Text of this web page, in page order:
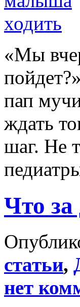
«Мы
пап
ждать
шаг. Не
Что за
статьи,
нет